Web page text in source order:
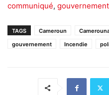
communiqué, gouvernement
TAGS Cameroun
gouvernement
Incendie